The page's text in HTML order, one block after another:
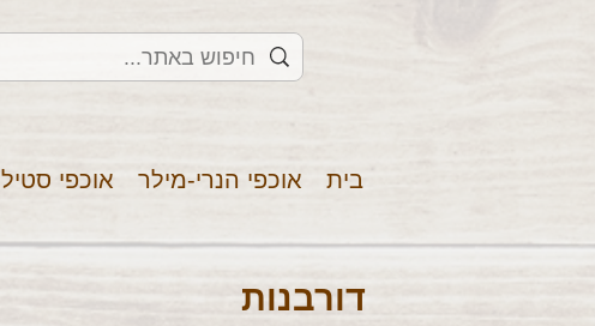
בית אוכפי הנרי-מילר אוכפי סטיל
דורבנות